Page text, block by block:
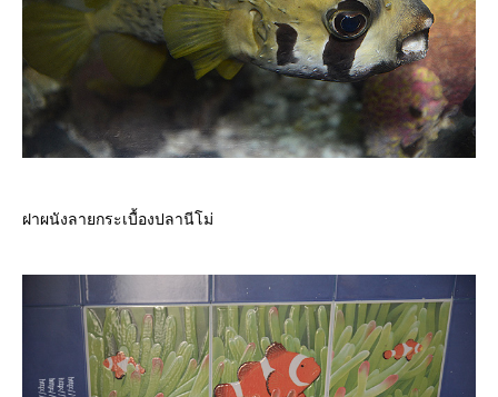
ฝาผนังลายกระเบื้องปลานีโม่